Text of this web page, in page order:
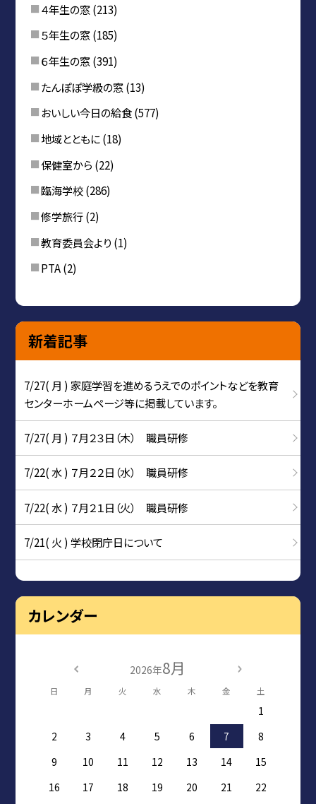
４年生の窓(213)
５年生の窓(185)
６年生の窓(391)
たんぽぽ学級の窓(13)
おいしい今日の給食(577)
地域とともに(18)
保健室から (22)
臨海学校(286)
修学旅行(2)
教育委員会より (1)
PTA(2)
新着記事
7/27( 月 ) 家庭学習を進めるうえでのポイントなどを教育
センターホームページ等に掲載しています。
7/27( 月 ) ７月２３日（木） 職員研修
7/22( 水 ) ７月２２日（水） 職員研修
7/22( 水 ) ７月２１日（火） 職員研修
7/21( 火 ) 学校閉庁日について
カレンダー
2026年8月
日 月 火 水 木 金 土
1
2
3 4 5 6 7
8
9
10 11 12 13 14
15
16
17 18 19 20 21
22